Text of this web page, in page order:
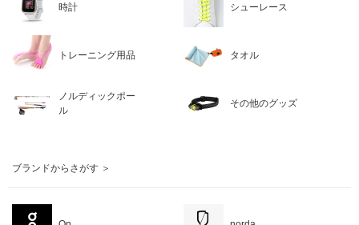
時計 シューレース
トレーニング用品 タオル
ノルディックポー
ル
その他のグッズ
ブランドからさがす ＞